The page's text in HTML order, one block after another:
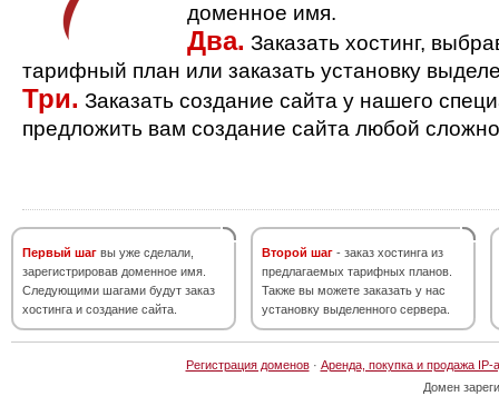
доменное имя.
Два. Заказать хостинг,
тарифный план или заказать установку
Три. Заказать создание сайта у нашего
предложить вам создание сайта любой
Первый шаг вы уже сделали,
зарегистрировав доменное имя.
Следующими шагами будут заказ
хостинга и создание сайта.
Второй шаг - заказ хостинга из
предлагаемых тарифных планов.
Также вы можете заказать у нас
установку выделенного сервера.
Регистрация доменов· Аренда, покупка и продажа IP-
Домен